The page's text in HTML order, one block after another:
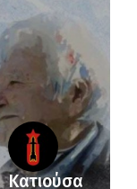
Κατιούσα